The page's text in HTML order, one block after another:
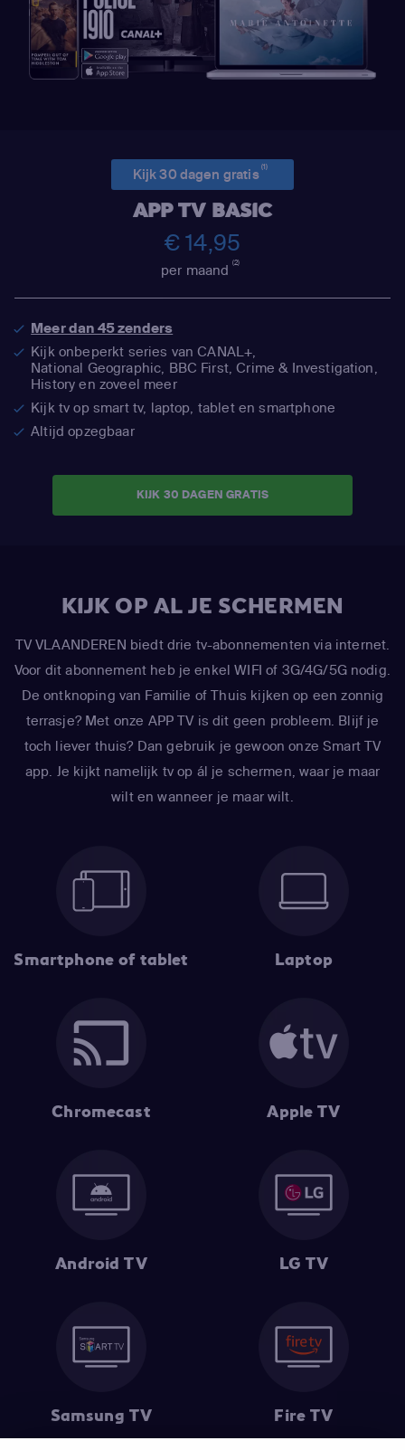
Kijk 30 dagen gratis(1)
APP TV BASIC
€ 14,95
per maand(2)
Meer dan 45 zenders
Kijk onbeperkt series van CANAL+,
National Geographic, BBC First, Crime & Investigation,
History en zoveel meer
Kijk tv op smart tv, laptop, tablet en smartphone
Altijd opzegbaar
KIJK 30 DAGEN GRATIS
KIJK OP AL JE SCHERMEN
TV VLAANDEREN biedt drie tv-abonnementen via internet.
Voor dit abonnement heb je enkel WIFI of 3G/4G/5G nodig.
De ontknoping van Familie of Thuis kijken op een zonnig
terrasje? Met onze APP TV is dit geen probleem. Blijf je
toch liever thuis? Dan gebruik je gewoon onze Smart TV
app. Je kijkt namelijk tv op ál je schermen, waar je maar
wilt en wanneer je maar wilt.
Smartphone of tablet Laptop
Chromecast Apple TV
Android TV LG TV
Samsung TV Fire TV